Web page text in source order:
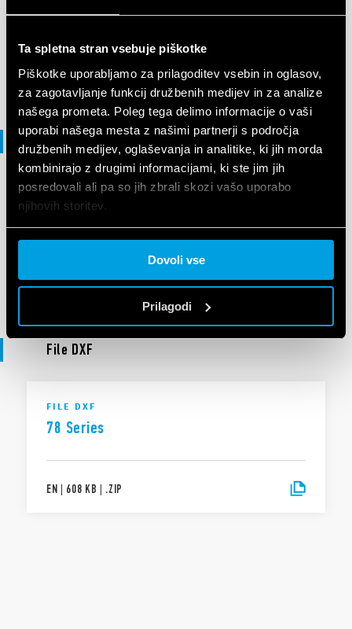
Ta spletna stran vsebuje piškotke
Piškotke uporabljamo za prilagoditev vsebin in oglasov,
za zagotavljanje funkcij družbenih medijev in za analize
našega prometa. Poleg tega delimo informacije o vaši
uporabi našega mesta z našimi partnerji s področja
družbenih medijev, oglaševanja in analitike, ki jih morda
kombinirajo z drugimi informacijami, ki ste jim jih
posredovali ali pa so jih zbrali skozi vašo uporabo
njihovih storitev.
Cookie policy.
Dovoli vse
Prilagodi
DoC 78 Series
EN| .PDF
File 3D
EN|13 MB| .ZIP
File DXF
FILE DXF
78 Series
EN | 608 KB | .ZIP